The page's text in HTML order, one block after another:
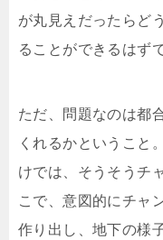
が丸見えだったらど
ることができるはず
ただ、問題なのは都
くれるかということ
けでは、そうそうチ
こで、意図的にチャ
作り出し、地下の様